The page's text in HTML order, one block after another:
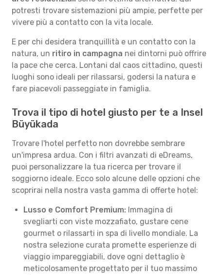
potresti trovare sistemazioni più ampie, perfette per
vivere più a contatto con la vita locale.
E per chi desidera tranquillità e un contatto con la
natura, un ritiro in campagna nei dintorni può offrire
la pace che cerca. Lontani dal caos cittadino, questi
luoghi sono ideali per rilassarsi, godersi la natura e
fare piacevoli passeggiate in famiglia.
Trova il tipo di hotel giusto per te a Insel
Büyükada
Trovare l'hotel perfetto non dovrebbe sembrare
un'impresa ardua. Con i filtri avanzati di eDreams,
puoi personalizzare la tua ricerca per trovare il
soggiorno ideale. Ecco solo alcune delle opzioni che
scoprirai nella nostra vasta gamma di offerte hotel:
Lusso e Comfort Premium: Immagina di
svegliarti con viste mozzafiato, gustare cene
gourmet o rilassarti in spa di livello mondiale. La
nostra selezione curata promette esperienze di
viaggio impareggiabili, dove ogni dettaglio è
meticolosamente progettato per il tuo massimo